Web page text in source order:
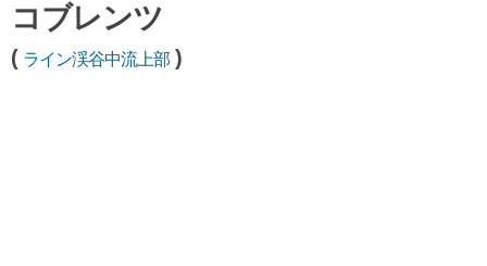
コブレンツ
( ライン渓谷中流上部 )